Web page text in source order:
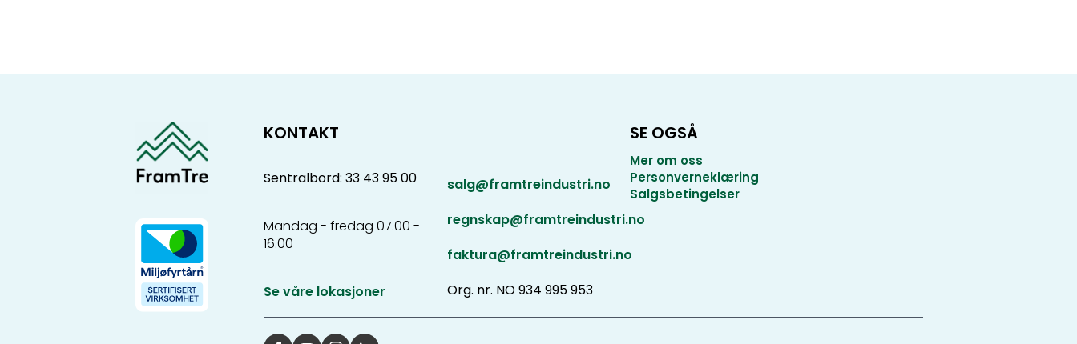
KONTAKT
Sentralbord: 33 43 95 00
Mandag - fredag 07.00 -
16.00
Se våre lokasjoner
salg@framtreindustri.no
regnskap@framtreindustri.no
faktura@framtreindustri.no
Org. nr. NO 934 995 953
SE OGSÅ
Mer om oss
Personverneklæring
Salgsbetingelser